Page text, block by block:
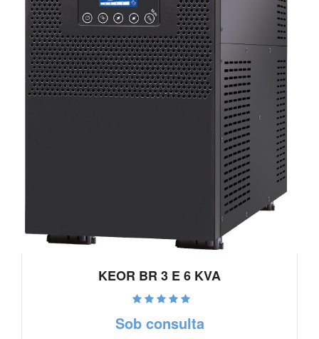
KEOR BR 3 E 6 KVA
Sob consulta